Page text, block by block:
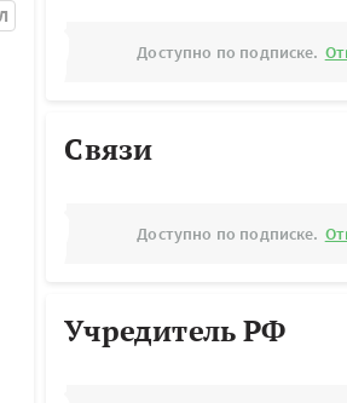
Доступно по подписке.
Связи
Доступно по подписке.
Учредитель РФ